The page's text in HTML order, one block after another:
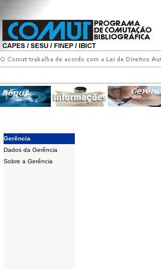
Gerência
Dados da Gerência
Sobre a Gerência